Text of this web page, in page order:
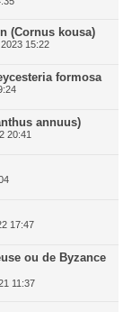
(Cornus kousa)
15:22
formosa
annuus)
20:41
17:47
ou de Byzance
11:37